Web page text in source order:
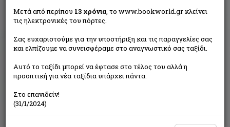
Η τιμή μας:€10,75
Δεν υπάρχει δυνατότητα παραγγελίας
Μετά από περίπου 13 χρόνια, το www.bookworld.gr κλείνει
τις ηλεκτρονικές του πόρτες.
Σας ευχαριστούμε για την υποστήριξη και τις παραγγελίες σας
και ελπίζουμε να συνεισφέραμε στο αναγνωστικό σας ταξίδι.
Αυτό το ταξίδι μπορεί να έφτασε στο τέλος του αλλά η
προοπτική για νέα ταξίδια υπάρχει πάντα.
Στο επανιδείν!
(31/1/2024)